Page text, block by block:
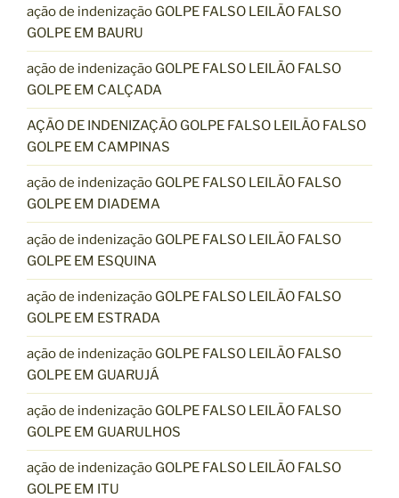
ação de indenização GOLPE FALSO LEILÃO FALSO
GOLPE EM BAURU
ação de indenização GOLPE FALSO LEILÃO FALSO
GOLPE EM CALÇADA
AÇÃO DE INDENIZAÇÃO GOLPE FALSO LEILÃO FALSO
GOLPE EM CAMPINAS
ação de indenização GOLPE FALSO LEILÃO FALSO
GOLPE EM DIADEMA
ação de indenização GOLPE FALSO LEILÃO FALSO
GOLPE EM ESQUINA
ação de indenização GOLPE FALSO LEILÃO FALSO
GOLPE EM ESTRADA
ação de indenização GOLPE FALSO LEILÃO FALSO
GOLPE EM GUARUJÁ
ação de indenização GOLPE FALSO LEILÃO FALSO
GOLPE EM GUARULHOS
ação de indenização GOLPE FALSO LEILÃO FALSO
GOLPE EM ITU